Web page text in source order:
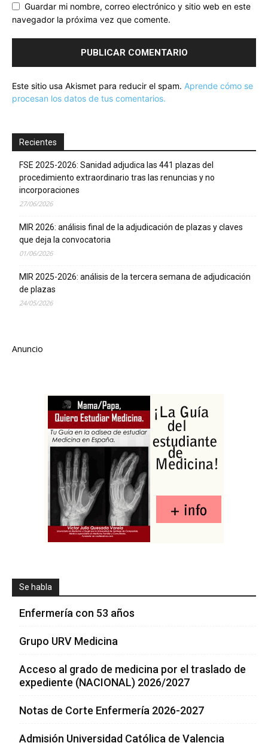
Guardar mi nombre, correo electrónico y sitio web en este
navegador la próxima vez que comente.
Este sitio usa Akismet para reducir el spam. Aprende cómo se
procesan los datos de tus comentarios.
Recientes
FSE 2025-2026: Sanidad adjudica las 441 plazas del
procedimiento extraordinario tras las renuncias y no
incorporaciones
27/06/2026
MIR 2026: análisis final de la adjudicación de plazas y claves
que deja la convocatoria
01/06/2026
MIR 2025-2026: análisis de la tercera semana de adjudicación
de plazas
24/05/2026
Anuncio
Se habla
Enfermería con 53 años
Grupo URV Medicina
Acceso al grado de medicina por el traslado de
expediente (NACIONAL) 2026/2027
Notas de Corte Enfermería 2026-2027
Admisión Universidad Católica de Valencia